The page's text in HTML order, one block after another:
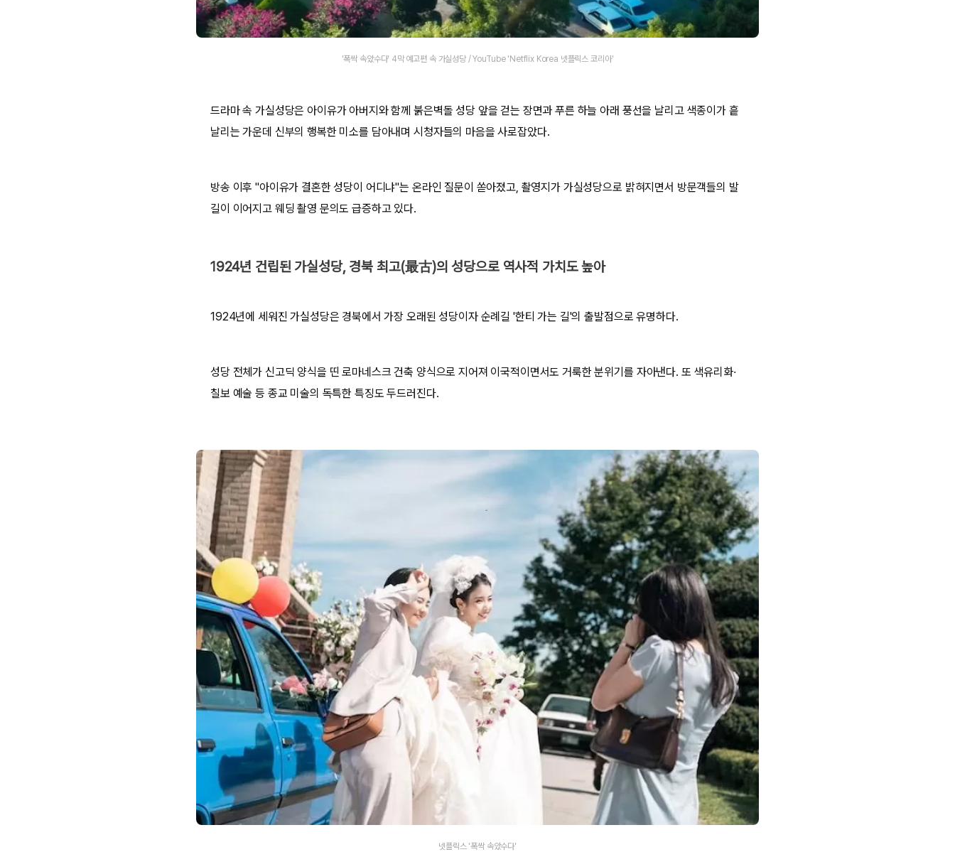
'폭싹 속았수다' 4막 예고편 속 가실성당 / YouTube 'Netflix Korea 넷플릭스 코리아'
드라마 속 가실성당은 아이유가 아버지와 함께 붉은벽돌 성당 앞을 걷는 장면과 푸른 하늘 아래 풍선을 날리고 색종이가 흩
날리는 가운데 신부의 행복한 미소를 담아내며 시청자들의 마음을 사로잡았다.
방송 이후 "아이유가 결혼한 성당이 어디냐"는 온라인 질문이 쏟아졌고, 촬영지가 가실성당으로 밝혀지면서 방문객들의 발
길이 이어지고 웨딩 촬영 문의도 급증하고 있다.
1924년 건립된 가실성당, 경북 최고(最古)의 성당으로 역사적 가치도 높아
1924년에 세워진 가실성당은 경북에서 가장 오래된 성당이자 순례길 '한티 가는 길'의 출발점으로 유명하다.
성당 전체가 신고딕 양식을 띤 로마네스크 건축 양식으로 지어져 이국적이면서도 거룩한 분위기를 자아낸다. 또 색유리화·
칠보 예술 등 종교 미술의 독특한 특징도 두드러진다.
넷플릭스 '폭싹 속았수다'